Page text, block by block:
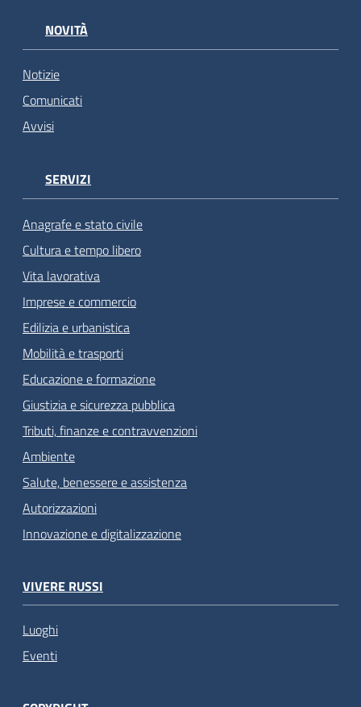
NOVITÀ
Notizie
Comunicati
Avvisi
SERVIZI
Anagrafe e stato civile
Cultura e tempo libero
Vita lavorativa
Imprese e commercio
Edilizia e urbanistica
Mobilità e trasporti
Educazione e formazione
Giustizia e sicurezza pubblica
Tributi, finanze e contravvenzioni
Ambiente
Salute, benessere e assistenza
Autorizzazioni
Innovazione e digitalizzazione
VIVERE RUSSI
Luoghi
Eventi